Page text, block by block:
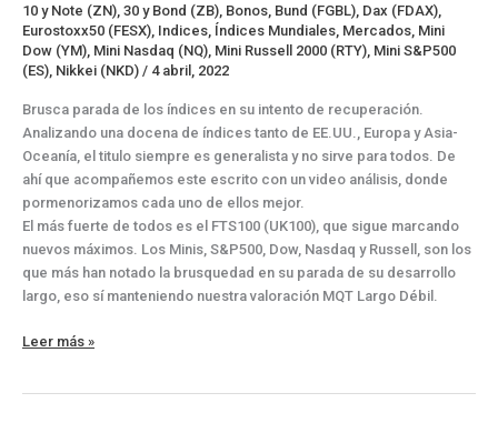
10 y Note (ZN) 30 y Bond (ZB) Bonos Bund (FGBL) Dax (FDAX)
Eurostoxx50 (FESX) Indices Índices Mundiales Mercados Mini
Dow (YM) Mini Nasdaq (NQ) Mini Russell 2000 (RTY) Mini S&P500
(ES) Nikkei (NKD) / 4 abril, 2022
Brusca parada de los índices en su intento de recuperación.
Analizando una docena de índices tanto de EE.UU., Europa y Asia-
Oceanía, el titulo siempre es generalista y no sirve para todos. De
ahí que acompañemos este escrito con un video análisis, donde
pormenorizamos cada uno de ellos mejor.
El más fuerte de todos es el FTS100 (UK100), que sigue marcando
nuevos máximos. Los Minis, S&P500, Dow, Nasdaq y Russell, son los
que más han notado la brusquedad en su parada de su desarrollo
largo, eso sí manteniendo nuestra valoración MQT Largo Débil.
Brusca
Leer más »